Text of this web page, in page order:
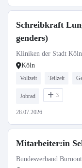
Schreibkraft
genders)
Kliniken der Stadt
Köln
Vollzeit Teilzeit
Jobrad 3
28.07.2026
Mitarbeiter:in
Bundesverband